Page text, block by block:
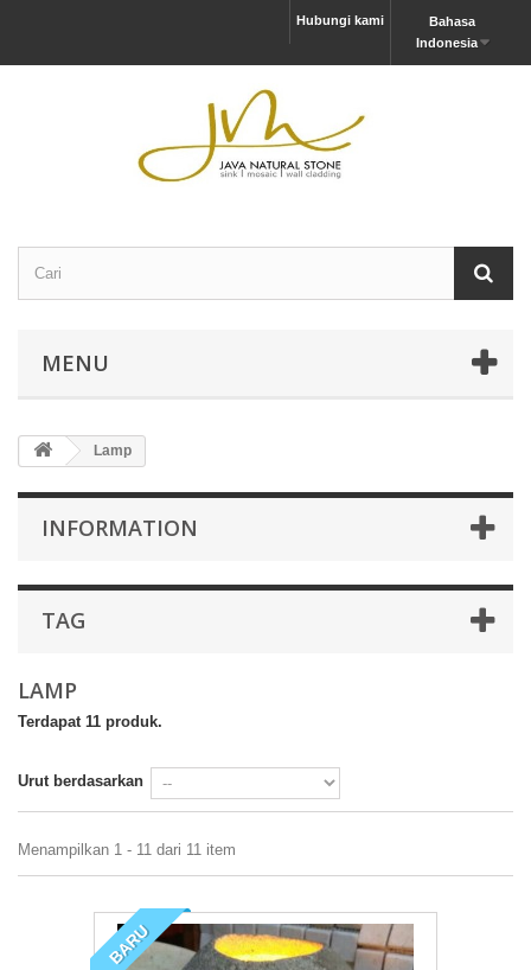
Bahasa
Indonesia
Hubungi kami
MENU
Lamp
INFORMATION
TAG
LAMP
Terdapat 11 produk.
Urut berdasarkan
Menampilkan 1 - 11 dari 11 item
BARU